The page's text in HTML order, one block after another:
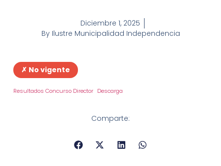
Diciembre 1, 2025
ByIlustre Municipalidad Independencia
✗ No vigente
Resultados Concurso Director Descarga
Comparte: